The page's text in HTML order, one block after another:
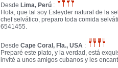
Desde Lima, Perú :
Hola, que tal soy Esleyder natural de la
chef selvático, preparo toda comida
6541455.
DesdeCape Coral, Fla., USA :
Preparé este plato, y la verdad, está
invité a unos amigos cubanos y les